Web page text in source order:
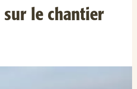
le chantier